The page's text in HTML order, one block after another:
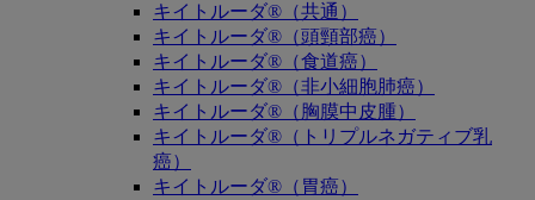
キイトルーダ®（共通）
キイトルーダ®（頭頸部癌）
キイトルーダ®（食道癌）
キイトルーダ®（非小細胞肺癌）
キイトルーダ®（胸膜中皮腫）
キイトルーダ®（トリプルネガティブ乳
癌）
キイトルーダ®（胃癌）